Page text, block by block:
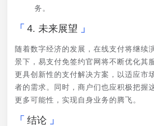
务。
4. 未来展望
随着数字经济的发展，在线支付将继续
景下，易支付免签约官网将不断优化其
更具创新性的支付解决方案，以适应市
者的需求。同时，商户们也应积极把握
更多可能性，实现自身业务的腾飞。
结论